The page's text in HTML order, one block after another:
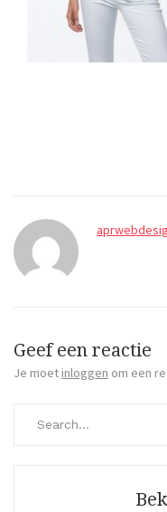
Geef een reactie
Je moet inloggen om een